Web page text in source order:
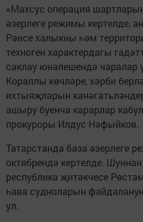
«Махсус операция
әзерлеге режимы кертелде,
Рәисе халыкны һәм
техноген характердагы
саклау юнәлешендә чаралар
Кораллы көчләре, хәрби
ихтыяҗларын
ашыру буенча карарлар
прокуроры Илдус Нәфыйков.
Татарстанда база әзерлеге
октябрендә кертелде.
республика җитәкчесе
һава судноларын
ул.